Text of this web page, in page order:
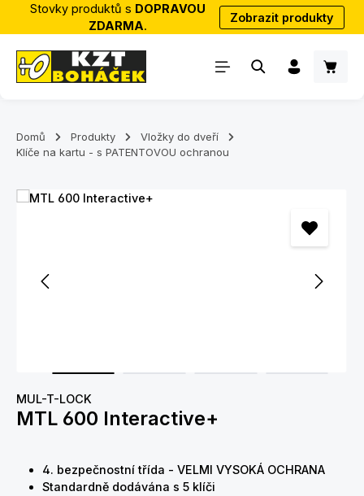
Přejít na hlavní obsah
Stovky produktů s DOPRAVOU
ZDARMA.
Zobrazit produkty
Domů Produkty
Vložky do dveří
Klíče na kartu - s PATENTOVOU ochranou
Přeskočit galerii obrázků
MUL-T-LOCK
MTL 600 Interactive+
4. bezpečnostní třída - VELMI VYSOKÁ OCHRANA
Standardně dodávána s 5 klíči